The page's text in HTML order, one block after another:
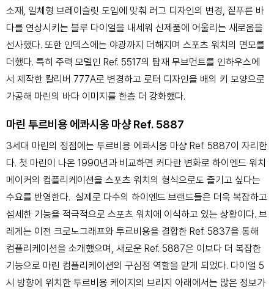
소재, 일체형 브레이슬릿 도입에 맞춰 러그 디자인의 변경, 짙푸른 바
다를 연상시키는 블루 다이얼을 내세워 신제품에 어울리는 새로움을
선사했다. 또한 인덱스에는 야광까지 더해지며 스포츠 워치의 면모를
더했다. 특히 주력 모델인 Ref. 5517의 탑재 무브먼트를 인하우스에
서 제작한 칼리버 777A로 변경하고 로터 디자인을 배의 키 모양으로
가공해 마린의 바다 이미지를 한층 더 강화했다.
마린 투르비용 에콰시옹 마샹 Ref. 5887
3세대 마린의 정점에는 투르비용 에콰시옹 마샹 Ref. 5887이 자리한
다. 첫 마린이 나온 1990년과 비교하면 커다란 변화로 하이엔드 워치
메이커의 컴플리케이션을 스포츠 워치의 형식으로도 즐기고 싶다는
수요를 반영한다. 실제로 다수의 하이엔드 브랜드들은 더욱 복잡하고
섬세한 기능을 적극적으로 스포츠 워치에 이식하고 있는 상황이다. 브
레게는 이전 크로노그래프와 투르비용을 결합한 Ref. 5837을 통해
컴플리케이션을 소개했으며, 새로운 Ref. 5887은 이보다 더 복잡한
기능으로 마린 컴플리케이션의 구심점 역할을 맡게 되었다. 다이얼 5
시 방향에 위치한 투르비용 케이지의 브리지 아래에서는 많은 정보가